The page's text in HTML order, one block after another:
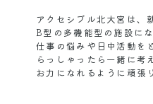
アクセシブル北大宮は、
B型の多機能型の施設にな
仕事の悩みや日中活動を
らっしゃったら一緒に考
お力になれるように頑張